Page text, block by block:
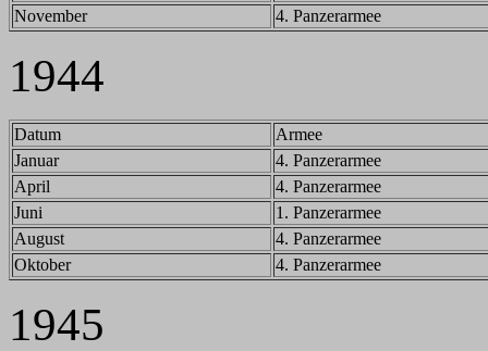
November
4. Panzerarmee
1944
Datum
Armee
Januar
4. Panzerarmee
April
4. Panzerarmee
Juni
1. Panzerarmee
August
4. Panzerarmee
Oktober
4. Panzerarmee
1945